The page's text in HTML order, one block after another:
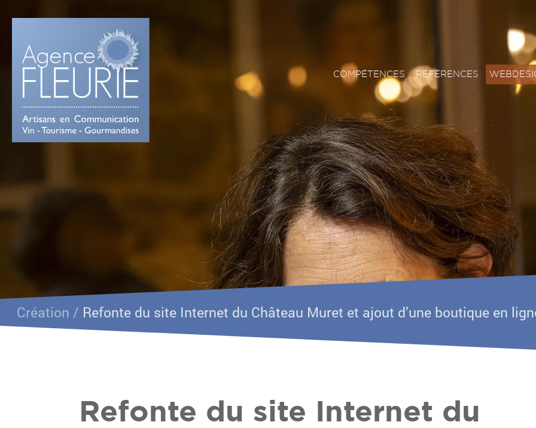
RÉFÉRENCES
COMPÉTENCES
Création / Refonte du site Internet du Château Muret et ajout d’une boutique en
Refonte du site Internet du